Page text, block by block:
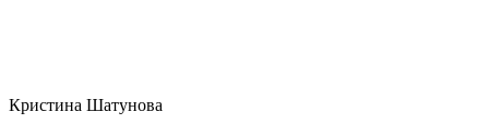
Кристина Шатунова